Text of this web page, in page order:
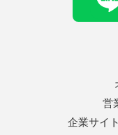
営
企業サイ